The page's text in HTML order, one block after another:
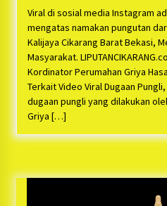
PNM
Aman Sampai
1 tahun ago
Ketua Umum
Bayu Nugraha,
Cepat Polres
Pengusiran
1 tahun ago
Viral di sosial media Instagram
mengatas namakan pungutan
Kalijaya Cikarang Barat Bekasi,
Masyarakat.
Kordinator Perumahan Griya
Terkait Video Viral Dugaan
dugaan pungli yang dilakukan
Griya […]